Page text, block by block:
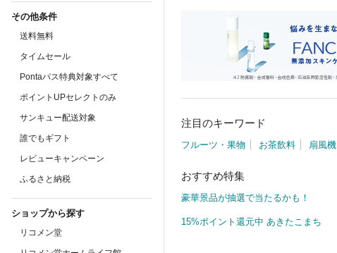
その他条件
送料無料
タイムセール
Pontaパス特典対象すべて
ポイントUPセレクトのみ
サンキュー配送対象
誰でもギフト
レビューキャンペーン
ふるさと納税
ショップから探す
リコメン堂
注目のキーワード
フルーツ・果物 お茶飲料 扇風機
おすすめ特集
豪華景品が抽選で当たるかも！
15%ポイント還元中 あきたこまち